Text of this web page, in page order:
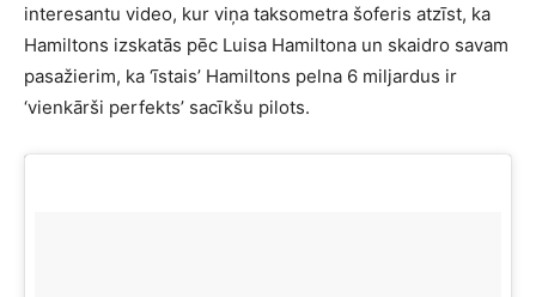
interesantu video, kur viņa taksometra šoferis atzīst, ka
Hamiltons izskatās pēc Luisa Hamiltona un skaidro savam
pasažierim, ka ‘īstais’ Hamiltons pelna 6 miljardus ir
‘vienkārši perfekts’ sacīkšu pilots.